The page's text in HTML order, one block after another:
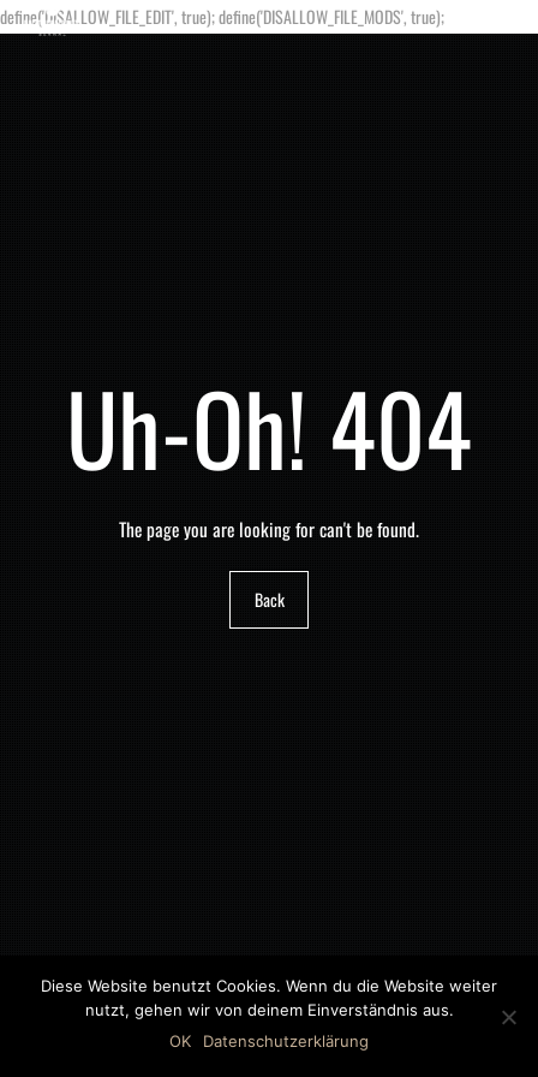
define('DISALLOW_FILE_EDIT', true); define('DISALLOW_FILE_MODS', true);
Uh-Oh! 404
The page you are looking for can't be found.
Back
©2018 MWB – MOTORWAGEN BERNAU GMBH
Diese Website benutzt Cookies. Wenn du die Website weiter
nutzt, gehen wir von deinem Einverständnis aus.
OK
Datenschutzerklärung